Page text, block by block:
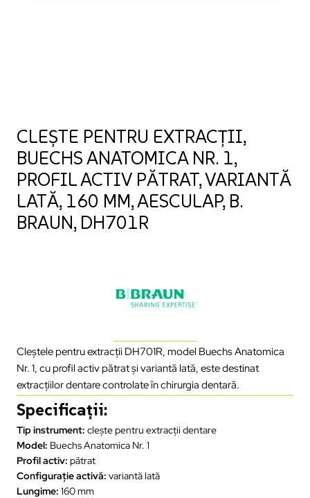
CLEȘTE PENTRU EXTRACȚII,
BUECHS ANATOMICA NR. 1,
PROFIL ACTIV PĂTRAT, VARIANTĂ
LATĂ, 160 MM, AESCULAP, B.
BRAUN, DH701R
Cleștele pentru extracții DH701R, model Buechs Anatomica
Nr. 1, cu profil activ pătrat și variantă lată, este destinat
extracțiilor dentare controlate în chirurgia dentară.
Specificații:
Tip instrument: clește pentru extracții dentare
Model: Buechs Anatomica Nr. 1
Profil activ: pătrat
Configurație activă: variantă lată
Lungime: 160 mm